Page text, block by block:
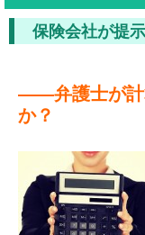
保険会社が提
――弁護士が計
か？